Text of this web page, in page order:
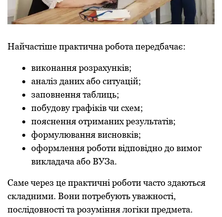
Найчастіше практична робота передбачає:
виконання розрахунків;
аналіз даних або ситуацій;
заповнення таблиць;
побудову графіків чи схем;
пояснення отриманих результатів;
формулювання висновків;
оформлення роботи відповідно до вимог
викладача або ВУЗа.
Саме через це практичні роботи часто здаються
складними. Вони потребують уважності,
послідовності та розуміння логіки предмета.